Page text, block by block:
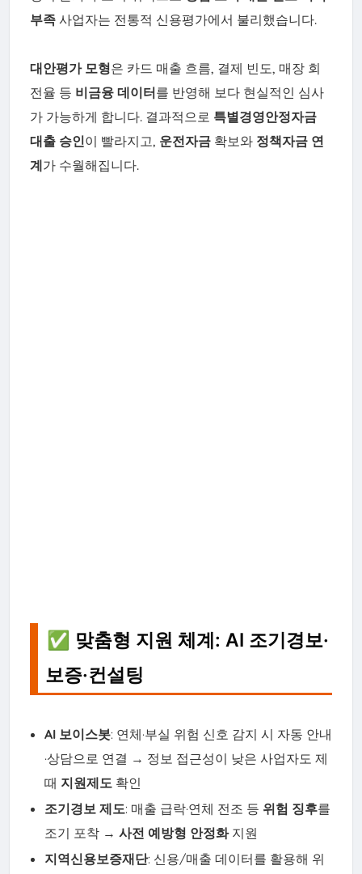
부족사업자는 전통적 신용평가에서 불리했습니다.
대안평가 모형은 카드 매출 흐름, 결제 빈도, 매장 회
전율 등 비금융 데이터를 반영해 보다 현실적인 심사
가 가능하게 합니다. 결과적으로 특별경영안정자금
대출 승인이 빨라지고, 운전자금확보와 정책자금 연
계가 수월해집니다.
✅ 맞춤형 지원 체계: AI 조기경보·
보증·컨설팅
AI 보이스봇: 연체·부실 위험 신호 감지 시 자동 안내
·상담으로 연결 → 정보 접근성이 낮은 사업자도 제
때 지원제도확인
조기경보 제도: 매출 급락·연체 전조 등 위험 징후를
조기 포착 → 사전 예방형 안정화지원
지역신용보증재단: 신용/매출 데이터를 활용해 위